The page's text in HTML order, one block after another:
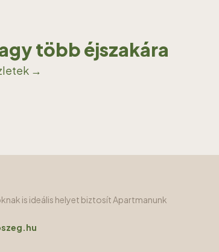
több éjszakára
→
is ideális helyet biztosít Apartmanunk